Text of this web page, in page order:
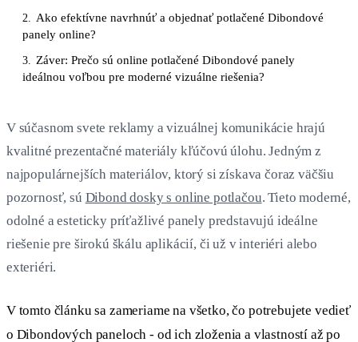
2. Ako efektívne navrhnúť a objednať potlačené Dibondové
panely online?
3. Záver: Prečo sú online potlačené Dibondové panely
ideálnou voľbou pre moderné vizuálne riešenia?
V súčasnom svete reklamy a vizuálnej komunikácie hrajú
kvalitné prezentačné materiály kľúčovú úlohu. Jedným z
najpopulárnejších materiálov, ktorý si získava čoraz väčšiu
pozornosť, sú Dibond dosky s online potlačou. Tieto moderné,
odolné a esteticky príťažlivé panely predstavujú ideálne
riešenie pre širokú škálu aplikácií, či už v interiéri alebo
exteriéri.
V tomto článku sa zameriame na všetko, čo potrebujete vedieť
o Dibondových paneloch - od ich zloženia a vlastností až po